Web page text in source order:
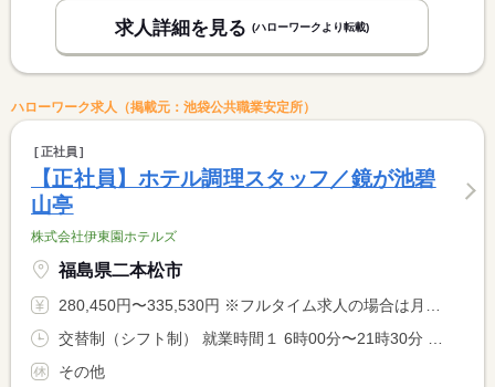
求人詳細を見る (ハローワークより転載)
ハローワーク求人（掲載元：池袋公共職業安定所）
正社員
【正社員】ホテル調理スタッフ／鏡が池碧
山亭
株式会社伊東園ホテルズ
福島県二本松市
280,450円〜335,530円 ※フルタイム求人の場合は月額（換算額）、パート求人の場合は時間額を表示しています。
その他